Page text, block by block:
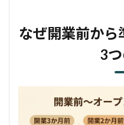
なぜ開業前から
3